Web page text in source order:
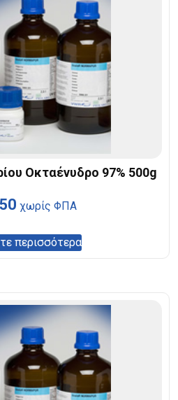
Οκταένυδρο 97% 500g
χωρίς ΦΠΑ
περισσότερα